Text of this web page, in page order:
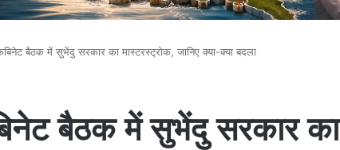
बैठक में सुभेंदु सरकार का मास्टरस्ट्रोक, जानिए क्या-क्या बदला
बैठक में सुभेंदु सरकार का